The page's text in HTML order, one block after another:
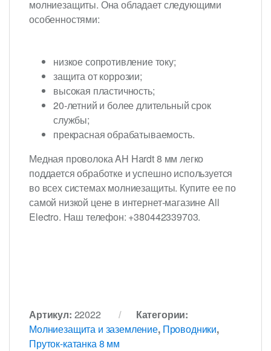
молниезащиты. Она обладает следующими
особенностями:
низкое сопротивление току;
защита от коррозии;
высокая пластичность;
20-летний и более длительный срок
службы;
прекрасная обрабатываемость.
Медная проволока AH Hardt 8 мм легко
поддается обработке и успешно используется
во всех системах молниезащиты. Купите ее по
самой низкой цене в интернет-магазине All
Electro. Наш телефон: +380442339703.
Артикул: 22022
Категории:
Молниезащита и заземление, Проводники,
Пруток-катанка 8 мм